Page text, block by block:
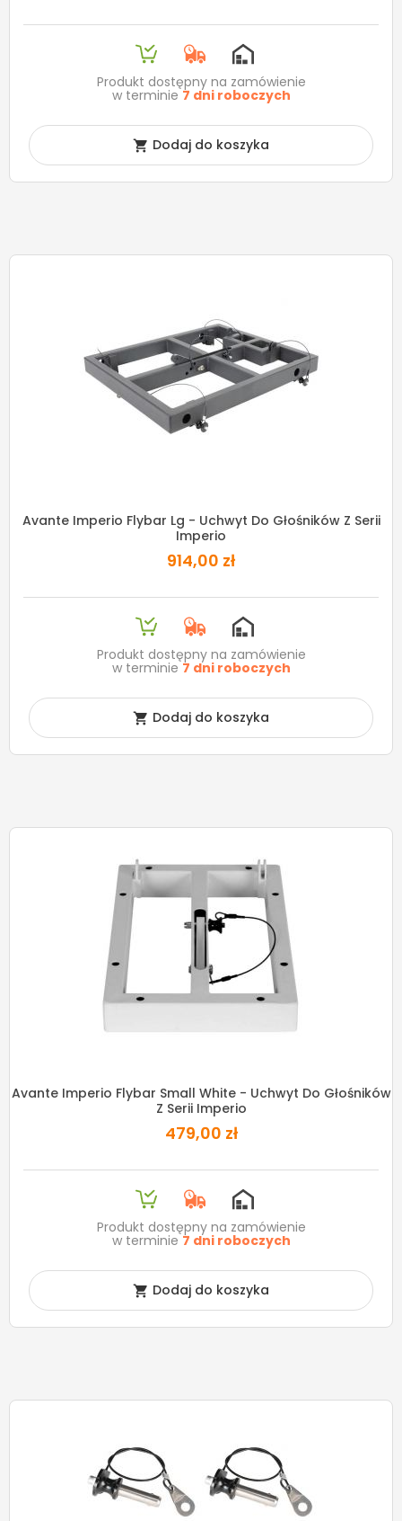
Produkt dostępny na zamówienie
w terminie 7 dni roboczych
 Dodaj do koszyka
Avante Imperio Flybar Lg - Uchwyt Do Głośników Z Serii
Imperio
914,00 zł
Produkt dostępny na zamówienie
w terminie 7 dni roboczych
 Dodaj do koszyka
Avante Imperio Flybar Small White - Uchwyt Do Głośników
Z Serii Imperio
479,00 zł
Produkt dostępny na zamówienie
w terminie 7 dni roboczych
 Dodaj do koszyka